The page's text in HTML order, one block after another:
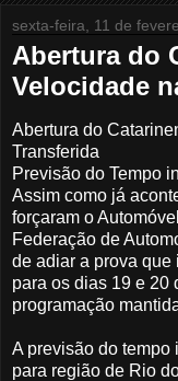
sexta-feira, 11 de
Abertura do
Velocidade
Abertura do
Transferida
Previsão do Tempo
Assim como já
forçaram o
Federação de
de adiar a prova que
para os dias 19 e 20
programação
A previsão do tempo
para região de Rio